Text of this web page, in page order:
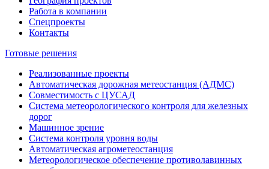
Работа в компании
Спецпроекты
Контакты
Готовые решения
Реализованные проекты
Автоматическая дорожная метеостанция (АДМС)
Совместимость с ЦУСАД
Система метеорологического контроля для железных
дорог
Машинное зрение
Система контроля уровня воды
Автоматическая агрометеостанция
Метеорологическое обеспечение противолавинных